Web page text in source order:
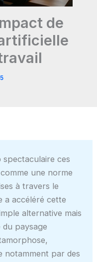
de
ces
une norme
à travers le
a accéléré cette
alternative mais
paysage
notamment par des